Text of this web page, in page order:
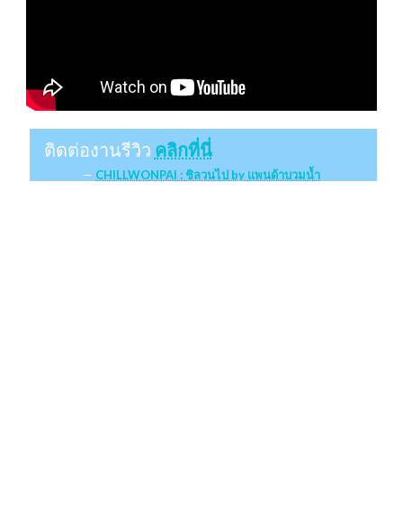
ติดต่องานรีวิว คลิกที่นี่
CHILLWONPAI : ชิลวนไป by แพนด้าบวมน้ำ